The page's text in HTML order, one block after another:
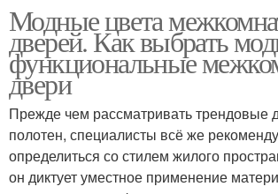
Модные цвета
дверей. Как выбрать
функциональные
двери
Прежде чем рассматривать трендовые
полотен, специалисты всё же
определиться со стилем жилого
он диктует уместное применение